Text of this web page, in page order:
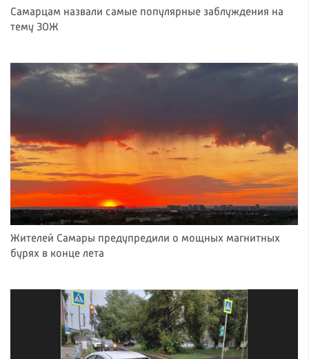
Самарцам назвали самые популярные заблуждения на
тему ЗОЖ
Жителей Самары предупредили о мощных магнитных
бурях в конце лета